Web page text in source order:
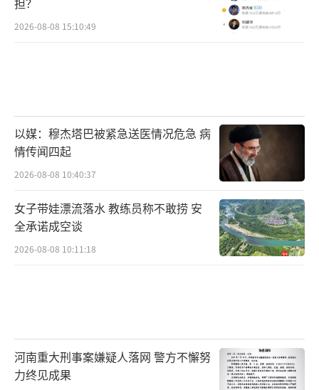
2026-08-08 15:10:49
以媒：穆杰塔巴被紧急送医情况危急 病
情传闻四起
2026-08-08 10:40:37
女子带娃漂流落水 教练员称不敢捞 安
全承诺成空谈
2026-08-08 10:11:18
河南重大刑事案嫌疑人落网 警方不懈努
力终见成果